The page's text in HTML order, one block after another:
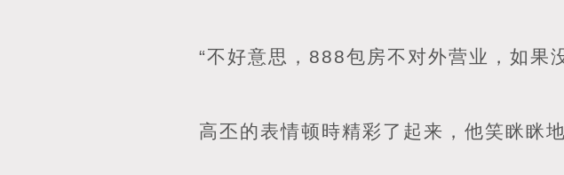
“不好意思，888包房不对外营业，如果
高丕的表情顿時精彩了起来，他笑眯眯